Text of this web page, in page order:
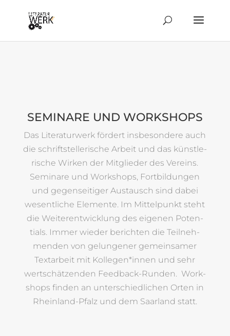
SEMI­NARE UND WORKSHOPS
Das Lite­ra­tur­werk för­dert ins­be­son­dere auch
die schrift­stel­le­ri­sche Arbeit und das künst­le­
ri­sche Wirken der Mit­glieder des Ver­eins.
Semi­nare und Work­shops, Fort­bil­dungen
und gegen­sei­tiger Aus­tausch sind dabei
wesent­liche Ele­mente. Im Mit­tel­punkt steht
die Wei­ter­ent­wick­lung des eigenen Poten­
tials. Immer wieder berichten die Teil­neh­
menden von gelun­gener gemein­samer
Text­ar­beit mit Kollegen*innen und sehr
wert­schät­zenden Feed­back-Runden. Work­
shops finden an unter­schied­li­chen Orten in
Rhein­land-Pfalz und dem Saar­land statt.